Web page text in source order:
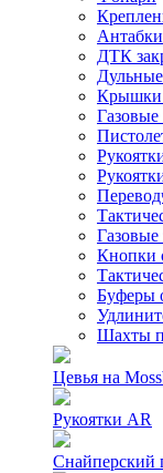
Антабки
ДТК
Крышки
Газовые
Кнопки
Буферы
Шахты
Цевья на
Рукоятки AR
Снайперский